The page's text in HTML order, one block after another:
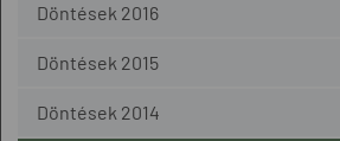
Döntések 2016
Döntések 2015
Döntések 2014